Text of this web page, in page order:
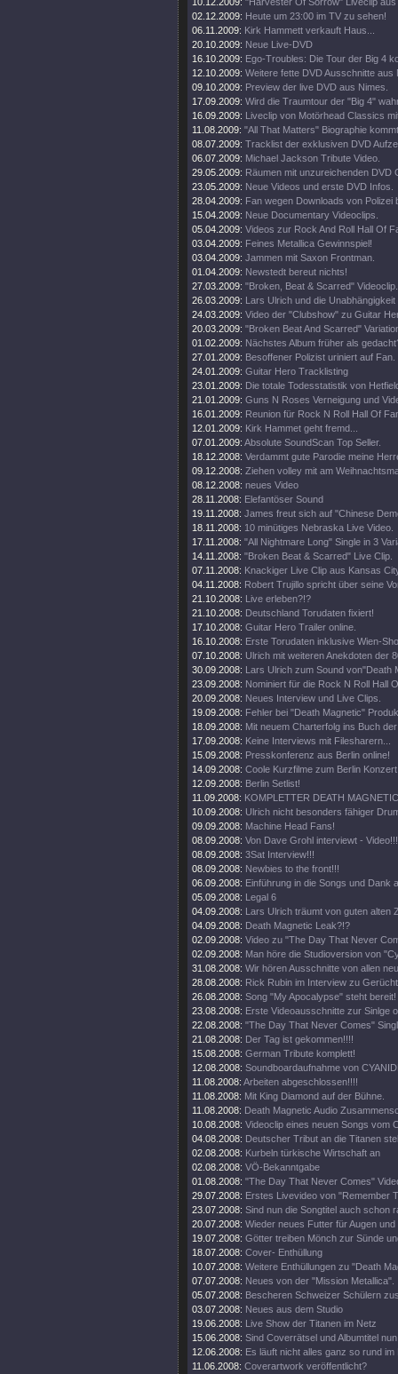
02.12.2009: Heute um 23:00 im TV zu sehen!
06.11.2009: Kirk Hammett verkauft Haus...
20.10.2009: Neue Live-DVD
16.10.2009: Ego-Troubles: Die Tour der Big 4
12.10.2009: Weitere fette DVD Ausschnitte aus
09.10.2009: Preview der live DVD aus Nimes.
17.09.2009: Wird die Traumtour der "Big 4"
16.09.2009: Liveclip von Motörhead Classics
11.08.2009: "All That Matters" Biographie
08.07.2009: Tracklist der exklusiven DVD
06.07.2009: Michael Jackson Tribute Video.
29.05.2009: Räumen mit unzureichenden DVD
23.05.2009: Neue Videos und erste DVD Infos.
28.04.2009: Fan wegen Downloads von Polizei
15.04.2009: Neue Documentary Videoclips.
05.04.2009: Videos zur Rock And Roll Hall Of
03.04.2009: Feines Metallica Gewinnspiel!
03.04.2009: Jammen mit Saxon Frontman.
01.04.2009: Newstedt bereut nichts!
27.03.2009: "Broken, Beat & Scarred" Videoclip.
26.03.2009: Lars Ulrich und die Unabhängigkeit
24.03.2009: Video der "Clubshow" zu Guitar
20.03.2009: "Broken Beat And Scarred"
01.02.2009: Nächstes Album früher als
27.01.2009: Besoffener Polizist uriniert auf Fan.
24.01.2009: Guitar Hero Tracklisting
23.01.2009: Die totale Todesstatistik von
21.01.2009: Guns N Roses Verneigung und
16.01.2009: Reunion für Rock N Roll Hall Of
12.01.2009: Kirk Hammet geht fremd...
07.01.2009: Absolute SoundScan Top Seller.
18.12.2008: Verdammt gute Parodie meine
09.12.2008: Ziehen volley mit am
08.12.2008: neues Video
28.11.2008: Elefantöser Sound
19.11.2008: James freut sich auf "Chinese
18.11.2008: 10 minütiges Nebraska Live Video.
17.11.2008: "All Nightmare Long" Single in 3
14.11.2008: "Broken Beat & Scarred" Live Clip.
07.11.2008: Knackiger Live Clip aus Kansas
04.11.2008: Robert Trujillo spricht über seine
21.10.2008: Live erleben?!?
21.10.2008: Deutschland Torudaten fixiert!
17.10.2008: Guitar Hero Trailer online.
16.10.2008: Erste Torudaten inklusive Wien-
07.10.2008: Ulrich mit weiteren Anekdoten der
30.09.2008: Lars Ulrich zum Sound von"Death
23.09.2008: Nominiert für die Rock N Roll Hall
20.09.2008: Neues Interview und Live Clips.
19.09.2008: Fehler bei "Death Magnetic"
18.09.2008: Mit neuem Charterfolg ins Buch
17.09.2008: Keine Interviews mit Filesharern...
15.09.2008: Presskonferenz aus Berlin online!
14.09.2008: Coole Kurzfilme zum Berlin
12.09.2008: Berlin Setlist!
11.09.2008: KOMPLETTER DEATH
10.09.2008: Ulrich nicht besonders fähiger
09.09.2008: Machine Head Fans!
08.09.2008: Von Dave Grohl interviewt - Video!!!
08.09.2008: 3Sat Interview!!!
08.09.2008: Newbies to the front!!!
06.09.2008: Einführung in die Songs und Dank
05.09.2008: Legal 6
04.09.2008: Lars Ulrich träumt von guten alten
04.09.2008: Death Magnetic Leak?!?
02.09.2008: Video zu "The Day That Never
02.09.2008: Man höre die Studioversion von
31.08.2008: Wir hören Ausschnitte von allen
28.08.2008: Rick Rubin im Interview zu
26.08.2008: Song "My Apocalypse" steht bereit!
23.08.2008: Erste Videoausschnitte zur Sinlge
22.08.2008: "The Day That Never Comes"
21.08.2008: Der Tag ist gekommen!!!!
15.08.2008: German Tribute komplett!
12.08.2008: Soundboardaufnahme von
11.08.2008: Arbeiten abgeschlossen!!!!
11.08.2008: Mit King Diamond auf der Bühne.
11.08.2008: Death Magnetic Audio
10.08.2008: Videoclip eines neuen Songs vom
04.08.2008: Deutscher Tribut an die Titanen
02.08.2008: Kurbeln türkische Wirtschaft an
02.08.2008: VÖ-Bekanntgabe
01.08.2008: "The Day That Never Comes"
29.07.2008: Erstes Livevideo von "Remember
23.07.2008: Sind nun die Songtitel auch schon
20.07.2008: Wieder neues Futter für Augen
19.07.2008: Götter treiben Mönch zur Sünde
18.07.2008: Cover- Enthüllung
10.07.2008: Weitere Enthüllungen zu "Death
07.07.2008: Neues von der "Mission Metallica".
05.07.2008: Bescheren Schweizer Schülern
03.07.2008: Neues aus dem Studio
19.06.2008: Live Show der Titanen im Netz
15.06.2008: Sind Coverrätsel und Albumtitel
12.06.2008: Es läuft nicht alles ganz so rund im
11.06.2008: Coverartwork veröffentlicht?